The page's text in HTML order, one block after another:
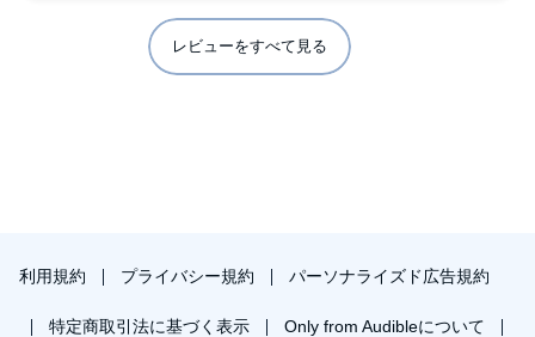
レビューをすべて見る
利用規約 プライバシー規約 パーソナライズド広告規約
特定商取引法に基づく表示 Only from Audibleについて